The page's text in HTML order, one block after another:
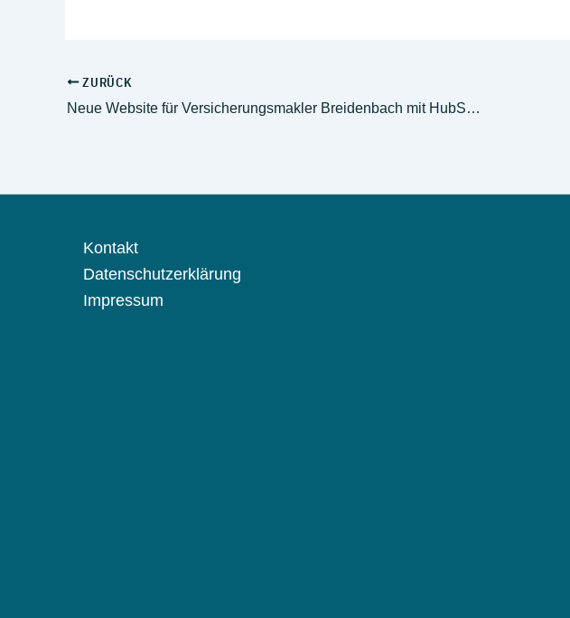
ZURÜCK
Neue Website für Versicherungsmakler Breidenbach mit HubSpot und Google-Optimierung
Kontakt
Datenschutzerklärung
Impressum